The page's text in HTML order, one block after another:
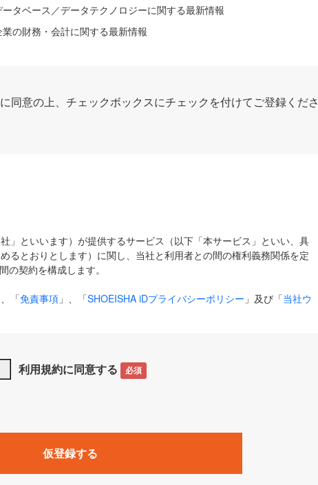
ータベース／データテクノロジーに関する最新情報
業の財務・会計に関する最新情報
同意の上、チェックボックスにチェックを付けてご登録くださ
」といいます）が提供するサービス（以下「本サービス」といい、具
るとおりとします）に関し、当社と利用者との間の権利義務関係を定
の契約を構成します。
、「免責事項 」、「SHOEISHA iDプライバシーポリシー 」及び「当社ウ
のとします。
下のサービス（名称や内容が変更された場合、変更後のサービスを含
社が実施するイベントやキャンペーンをいいます。
MarkeZine」「EnterpriseZine」「ECzine」「Biz/Zine」「HRzine」
利用規約に同意する 必須
仮登録する